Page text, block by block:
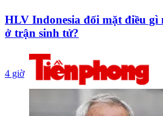
HLV Indonesia đối mặt điều gì
ở trận sinh tử?
4 giờ